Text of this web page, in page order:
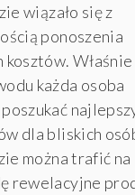
wiązało się z
ponoszenia
kosztów. Właśnie
każda osoba
dla bliskich
można trafić na
rewelacyjne